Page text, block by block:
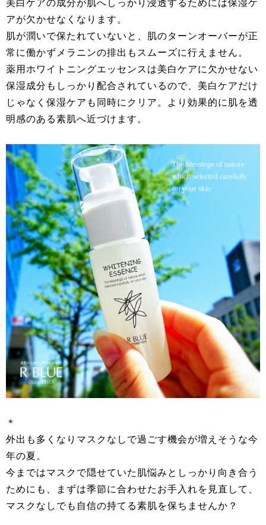
美白ケアの成分が肌へしっかり浸透するためには保湿ケ
アが欠かせなくなります。
肌が潤いで保たれていないと、肌のターンオーバーが正
常に働かずメラニンの排出もスムーズに行えません。
薬用ホワイトニングエッセンスは美白ケアに欠かせない
保湿成分もしっかり配合されているので、美白ケアだけ
じゃなく保湿ケアも同時にクリア。より効果的に肌を透
明感のある素肌へ近づけます。
＊
外出も多くなりマスクなしで過ごす機会が増えそうな今
年の夏。
今まではマスクで隠せていた肌悩みとしっかり向き合う
ためにも、まずは季節に合わせたお手入れを見直して、
マスクなしでも自信の持てる素肌を保ちませんか？